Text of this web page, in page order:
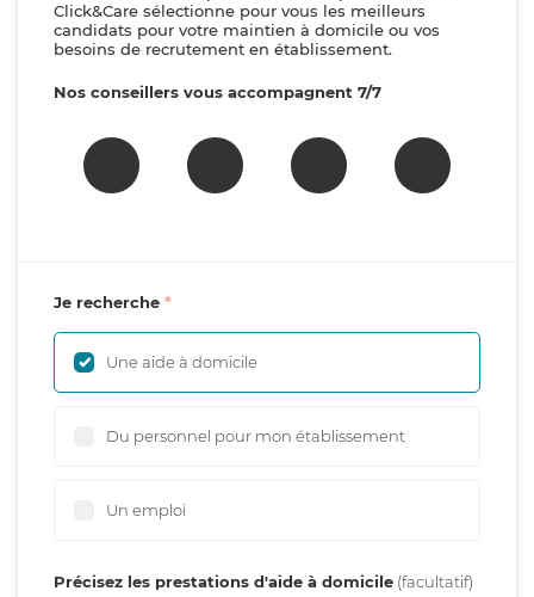
Click&Care sélectionne pour vous les meilleurs
candidats pour votre maintien à domicile ou vos
besoins de recrutement en établissement.
Nos conseillers vous accompagnent 7/7
Je recherche
Une aide à domicile
Du personnel pour mon établissement
Un emploi
Précisez les prestations d'aide à domicile